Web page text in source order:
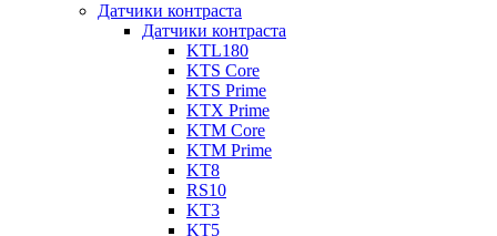
Датчики контраста
Датчики контраста
KTL180
KTS Core
KTS Prime
KTX Prime
KTM Core
KTM Prime
KT8
RS10
KT3
KT5